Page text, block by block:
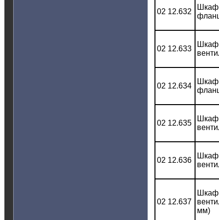
02 12.632
Шкаф
02 12.633
Шкаф
02 12.634
Шкаф
02 12.635
Шкаф
02 12.636
Шкаф
02 12.637
Шкаф
мм)